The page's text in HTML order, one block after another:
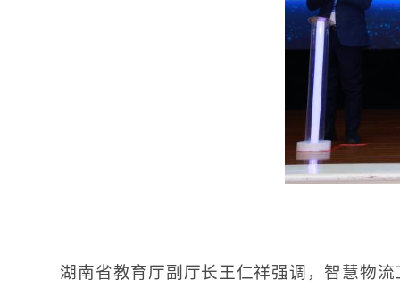
湖南省教育厅副厅长王仁祥强调，智慧物